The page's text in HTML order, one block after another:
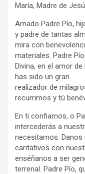
María, Madre de
Amado Padre Pío,
y padre de tantas
mira con
materiales. Padre
Divina, en el amor
has sido un gran
realizador de
recurrimos y tú
En ti confiamos, o
intercederás a
necesitamos.
caritativos con
enséñanos a ser
terrenal. Padre Pío,